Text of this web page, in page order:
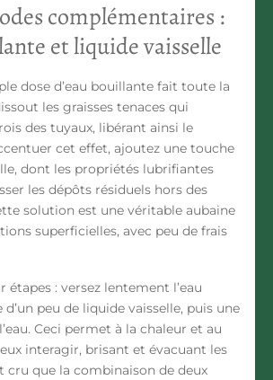
complémentaires :
et liquide vaisselle
dose d’eau bouillante fait toute la
les graisses tenaces qui
des tuyaux, libérant ainsi le
cet effet, ajoutez une touche
dont les propriétés lubrifiantes
les dépôts résiduels hors des
solution est une véritable aubaine
superficielles, avec peu de frais
étapes : versez lentement l’eau
peu de liquide vaisselle, puis une
Ceci permet à la chaleur et au
interagir, brisant et évacuant les
cru que la combinaison de deux